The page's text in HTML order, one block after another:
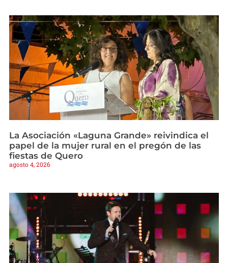
La Asociación «Laguna Grande» reivindica el
papel de la mujer rural en el pregón de las
fiestas de Quero
agosto 4, 2026